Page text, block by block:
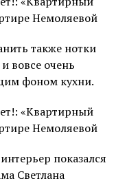
также нотки
вовсе очень
фоном кухни.
показался
Светлана